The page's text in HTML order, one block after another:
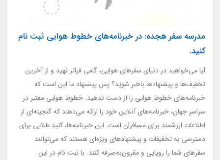
مدرسه سفر هجده: در خبرنامه‌های خطوط هوایی ثبت نام
کنید.
آیا می‌خواهید در دنیای سفرهای هوایی، گامی فراتر نهید و از آخرین
تخفیف‌ها و پیشنهادها باخبر شوید؟ پس پیشنهاد ما این است که
خبرنامه‌های خطوط هوایی را از دست ندهید. خطوط هوایی معتبر در
سراسر جهان، خبرنامه‌های آنلاین خود را ارائه می‌دهند که گنجینه‌ای از
اطلاعات ارزشمند برای مسافران است. این خبرنامه‌ها، کلید طلایی برای
دسترسی به تخفیفات و پیشنهادهای ویژه‌ای هستند که می‌توانند
سفرهای شما را رویایی و مقرون‌به‌صرفه کنند. با ثبت نام در این